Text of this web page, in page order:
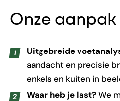
Onze aanpak
Uitgebreide
aandacht en precisie
enkels en kuiten in
Waar heb je last?We